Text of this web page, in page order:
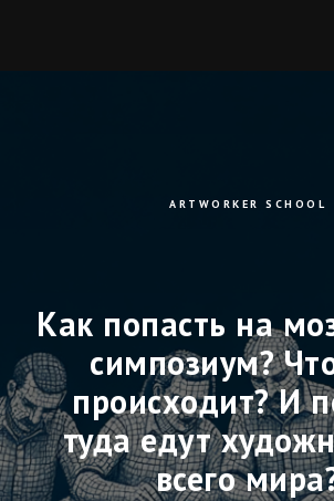
ARTWORKER SCHOOL
Как попасть на
симпозиум?
происходит? И
туда едут
всего